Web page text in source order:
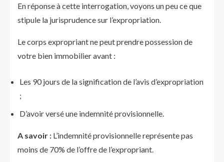
En réponse à cette interrogation, voyons un peu ce que
stipule la jurisprudence sur l’expropriation.
Le corps expropriant ne peut prendre possession de
votre bien immobilier avant :
Les 90 jours de la signification de l’avis d’expropriation
;
D’avoir versé une indemnité provisionnelle.
A savoir : L’indemnité provisionnelle représente pas
moins de 70% de l’offre de l’expropriant.